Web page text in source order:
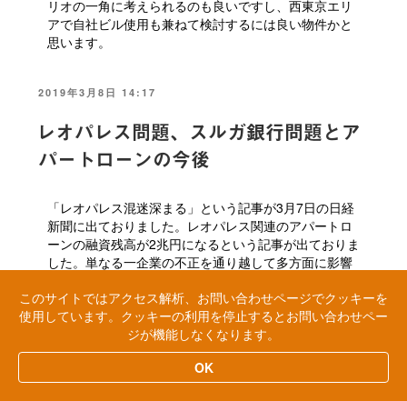
リオの一角に考えられるのも良いですし、西東京エリ
アで自社ビル使用も兼ねて検討するには良い物件かと
思います。
投
2019年3月8日 14:17
レオパレス問題、スルガ銀行問題とア
パートローンの今後
「レオパレス混迷深まる」という記事が3月7日の日経
新聞に出ておりました。レオパレス関連のアパートロ
ーンの融資残高が2兆円になるという記事が出ておりま
した。単なる一企業の不正を通り越して多方面に影響
「レオパレス混迷深まる」はこちら
https://www.nikkei.com/article/DGKKZO42127370W9A
このサイトではアクセス解析、お問い合わせページでクッキーを
使用しています。クッキーの利用を停止するとお問い合わせペー
ジが機能しなくなります。
OK